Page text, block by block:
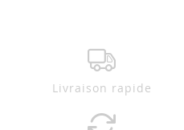
Livraison rapide